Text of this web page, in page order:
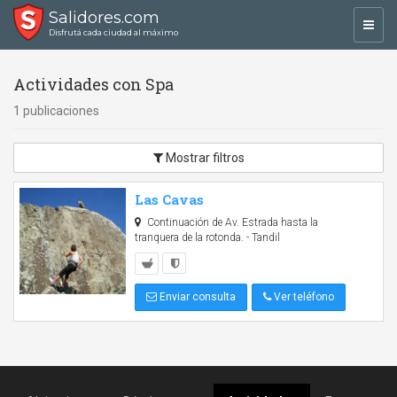
Salidores.com
Disfrutá cada ciudad al máximo
Actividades con Spa
1 publicaciones
Mostrar filtros
Las Cavas
Continuación de Av. Estrada hasta la
tranquera de la rotonda. - Tandil
Enviar consulta Ver teléfono